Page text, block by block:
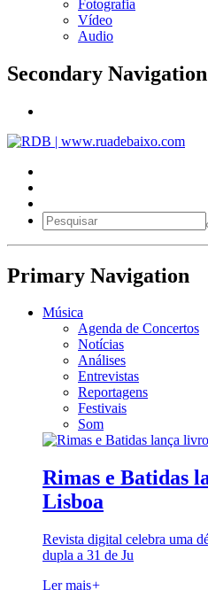
Fotografia
Vídeo
Audio
Secondary Navigation
Primary Navigation
Música
Agenda de Concertos
Notícias
Análises
Entrevistas
Reportagens
Festivais
Som
Rimas e Batidas
Lisboa
Revista digital celebra uma
dupla a 31 de Ju
Ler mais+